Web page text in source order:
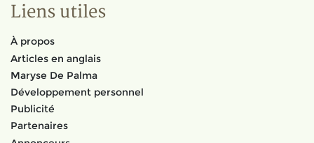
Liens utiles
À propos
Articles en anglais
Maryse De Palma
Développement personnel
Publicité
Partenaires